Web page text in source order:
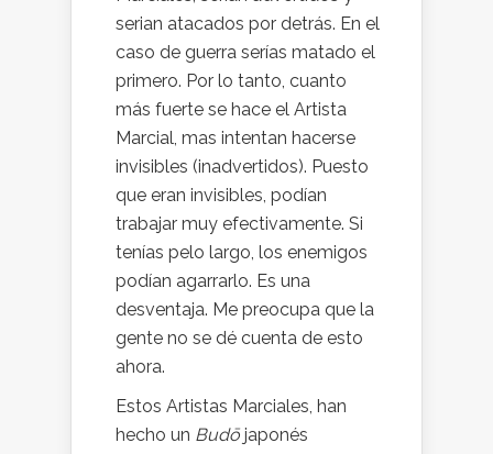
serian atacados por detrás. En el
caso de guerra serías matado el
primero. Por lo tanto, cuanto
más fuerte se hace el Artista
Marcial, mas intentan hacerse
invisibles (inadvertidos). Puesto
que eran invisibles, podían
trabajar muy efectivamente. Si
tenías pelo largo, los enemigos
podían agarrarlo. Es una
desventaja. Me preocupa que la
gente no se dé cuenta de esto
ahora.
Estos Artistas Marciales, han
hecho un Budō japonés